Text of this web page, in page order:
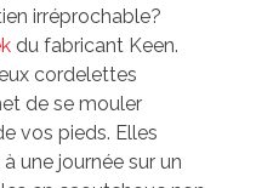
irréprochable?
du fabricant Keen.
cordelettes
de se mouler
vos pieds. Elles
une journée sur un